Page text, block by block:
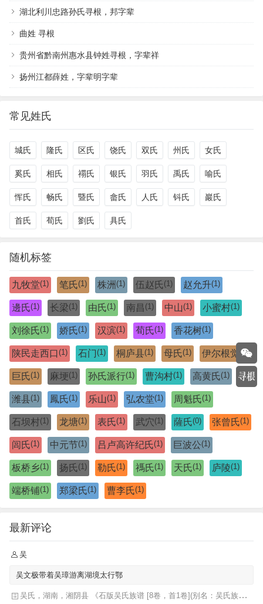
湖北利川忠路孙氏寻根，邦字辈
曲姓 寻根
贵州省黔南州惠水县钟姓寻根，字辈祥
扬州江都薛姓，字辈明字辈
常见姓氏
城氏 隆氏 区氏 饶氏 双氏 州氏 女氏
奚氏 相氏 禤氏 银氏 羽氏 禹氏 喻氏
恽氏 畅氏 暨氏 畲氏 人氏 钭氏 巖氏
首氏 荀氏 劉氏 具氏
随机标签
九牧堂(1) 笔氏(1) 株洲 (1) 伍赵氏 (1) 赵允升(1)
邊氏(1) 长梁(1) 由氏(1) 南昌 (1) 中山(1) 小蜜村(1)
刘徐氏(1) 娇氏(1) 汉滨(1) 荀氏(1) 香花树(1)
陕民走西口(1) 石门(1) 桐庐县(1) 母氏(1) 伊尔根觉 (1)
巨氏(1) 麻埂(1) 孙氏派行(1) 曹沟村(1) 高黄氏(1)
潍县(1) 鳳氏(1) 乐山(1) 弘农堂(1) 周魁氏(1)
石坝村(1) 龙塘(1) 表氏(1) 武穴(1) 薩氏(0) 张曾氏(1)
闾氏(1) 中元节(1) 吕卢高许纪氏(1) 巨波公(1)
板桥乡(1) 扬氏 (1) 勒氏(1) 禡氏(1) 天氏(1) 庐陵(1)
端桥铺(1) 郑梁氏(1) 曹李氏(1)
最新评论
吴
吴文极带着吴璋游离湖境太行鄂
吴氏，湖南，湘阴县 《石版吴氏族谱 [8卷，首1卷](别名：吴氏族谱)》